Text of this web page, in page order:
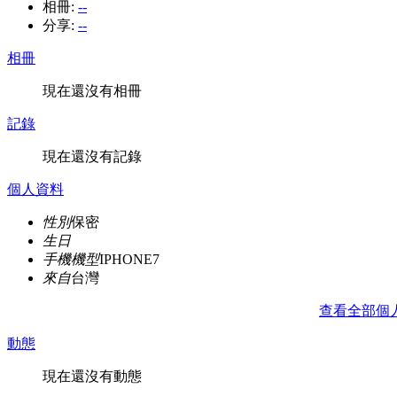
相冊: --
分享: --
相冊
現在還沒有相冊
記錄
現在還沒有記錄
個人資料
性別保密
生日
手機機型IPHONE7
來自台灣
查看全部個
動態
現在還沒有動態